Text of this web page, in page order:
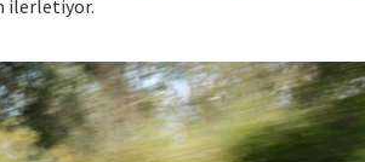
ilerletiyor.